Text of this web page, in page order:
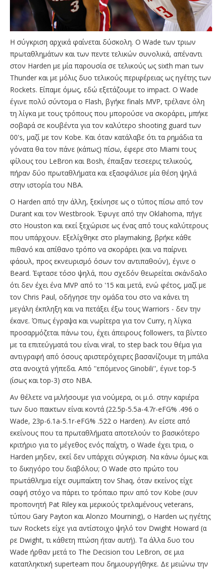
Η σύγκριση αρχικά φαίνεται δύσκολη. Ο Wade των τριων
πρωταθλημάτων και των πεντε τελικών συνολικά, απέναντι
στον Harden με μία παρουσία σε τελικούς ως sixth man των
Thunder και με μόλις δυο τελικούς περιφέρειας ως ηγέτης των
Rockets. Είπαμε όμως, εδώ εξετάζουμε το impact. Ο Wade
έγινε πολύ σύντομα ο Flash, βγήκε finals MVP, τρέλανε όλη
τη λίγκα με τους τρόπους που μπορούσε να σκοράρει, μπήκε
σοβαρά σε κουβέντα για τον καλύτερο shooting guard των
00's, μαζί με τον Kobe. Και όταν κατάλαβε ότι τα ρημάδια τα
γόνατα θα τον πάνε (κάπως) πίσω, έφερε στο Miami τους
φίλους του LeBron και Bosh, έπαιξαν τεσεερις τελικούς,
πήραν δύο πρωταθλήματα και εξασφάλισε μία θέση ψηλά
στην ιστορία του ΝΒΑ.
Ο Harden από την άλλη, ξεκίνησε ως ο τύπος πίσω από τον
Durant και τον Westbrook. Έφυγε από την Oklahoma, πήγε
στο Houston και εκεί ξεχώρισε ως ένας από τους καλύτερους
που υπάρχουν. Εξελίχθηκε στο playmaking, βρήκε κάθε
πιθανό και απίθανο τρόπο να σκοράρει (και να παίρνει
φάουλ, προς εκνευρισμό όσων τον αντιπαθούν), έγινε ο
Beard. Έφτασε τόσο ψηλά, που σχεδόν θεωρείται σκάνδαλο
ότι δεν έχει ένα MVP από το '15 και μετά, ενώ φέτος, μαζί με
τον Chris Paul, οδήγησε την ομάδα του στο να κάνει τη
μεγάλη έκπληξη και να πετάξει έξω τους Warriors - δεν την
έκανε. Όπως έγραψα και νωρίτερα για τον Curry, η λίγκα
προσαρμόζεται πάνω του, έχει άπειρους followers, τα βίντεο
με τα επιτεύγματά του είναι viral, το step back του θέμα για
αντιγραφή από όσους αριστερόχειρες βασανίζουμε τη μπάλα
στα ανοιχτά γήπεδα. Από ''επόμενος Ginobili'', έγινε top-5
(ίσως και top-3) στο ΝΒΑ.
Αν θέλετε να μιλήσουμε για νούμερα, οι μ.ό. στην καριέρα
των δυο παικτων είναι κοντά (22.5p-5.5a-4.7r-eFG% .496 o
Wade, 23p-6.1a-5.1r-eFG% .522 o Ηarden). Αν είστε από
εκείνους που τα πρωταθλήματα αποτελούν το βασικότερο
κριτήριο για το μέγεθος ενός παίχτη, ο Wade έχει τρια, ο
Harden μηδεν, εκεί δεν υπάρχει σύγκριση. Να κάνω όμως και
το δικηγόρο του διαβόλου; Ο Wade στο πρώτο του
πρωτάθλημα είχε συμπαίκτη τον Shaq, όταν εκείνος είχε
σαφή στόχο να πάρει το τρόπαιο πριν από τον Kobe (συν
προπονητή Pat Riley και μερικούς τρελαμένους veterans,
τύπου Gary Payton και Alonzo Mourning), o Harden ως ηγέτης
των Rockets είχε για αντίστοιχο ψηλό τον Dwight Howard (α
ρε Dwight, τι κάθετη πτώση ήταν αυτή). Τα άλλα δυο του
Wade ήρθαν μετά το The Decision του LeBron, σε μια
καταπληκτική superteam που δημιουργήθηκε. Δε μειώνω την